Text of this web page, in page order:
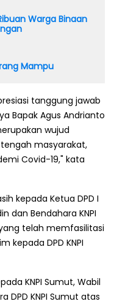
Warga Binaan
Mampu
tanggung jawab
Bapak Agus Andrianto
wujud
masyarakat,
Covid-19," kata
kepada Ketua DPD I
dan Bendahara KNPI
telah memfasilitasi
kepada DPD KNPI
KNPI Sumut, Wabil
DPD KNPI Sumut atas